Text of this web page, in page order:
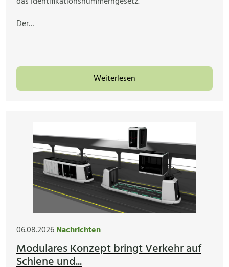
Der…
Weiterlesen
06.08.2026Nachrichten
Modulares Konzept bringt Verkehr auf
Schiene und...